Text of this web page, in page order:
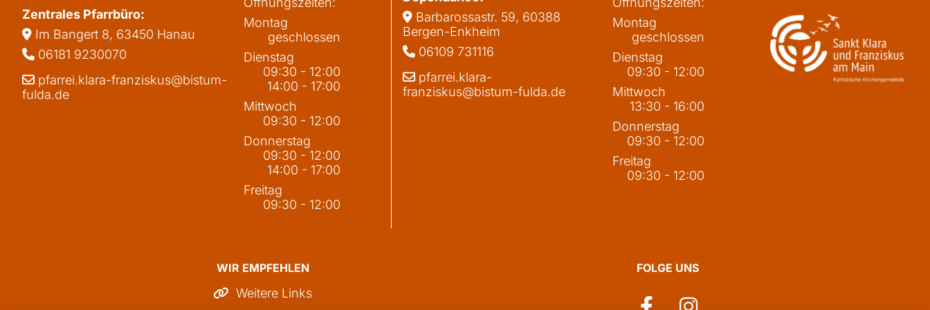
Zentrales Pfarrbüro:
 Im Bangert 8, 63450 Hanau
 06181 9230070
 pfarrei.klara-franziskus@bistum-
fulda.de
Montag
geschlossen
Dienstag
09:30 - 12:00
14:00 - 17:00
Mittwoch
09:30 - 12:00
Donnerstag
09:30 - 12:00
14:00 - 17:00
Freitag
09:30 - 12:00
 Barbarossastr. 59, 60388
Bergen-Enkheim
 06109 731116
 pfarrei.klara-
franziskus@bistum-fulda.de
Montag
geschlossen
Dienstag
09:30 - 12:00
Mittwoch
13:30 - 16:00
Donnerstag
09:30 - 12:00
Freitag
09:30 - 12:00
WIR EMPFEHLEN
 Weitere Links
FOLGE UNS